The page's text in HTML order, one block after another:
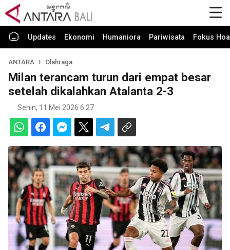
Updates Ekonomi Humaniora Pariwisata Fokus
ANTARA Olahraga
Milan terancam turun dari empat besar
setelah dikalahkan Atalanta 2-3
Senin, 11 Mei 2026 6:27